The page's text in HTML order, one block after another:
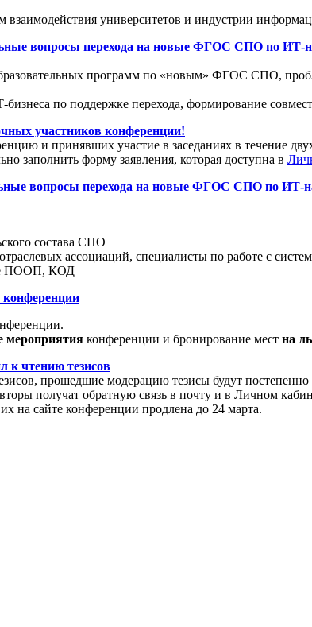
университетов и индустрии
вопросы перехода на новые ФГОС СПО по ИТ-
программ по «новым» ФГОС СПО,
по поддержке перехода, формирование
участников конференции!
и принявших участие в заседаниях в течение
заполнить форму заявления, которая доступна в
вопросы перехода на новые ФГОС СПО по ИТ-
состава СПО
ассоциаций, специалисты по работе с
ПООП, КОД
мероприятия конференции и бронирование мест на
к чтению тезисов
прошедшие модерацию тезисы будут постепенно
получат обратную связь в почту и в Личном
на сайте конференции продлена до 24 марта.